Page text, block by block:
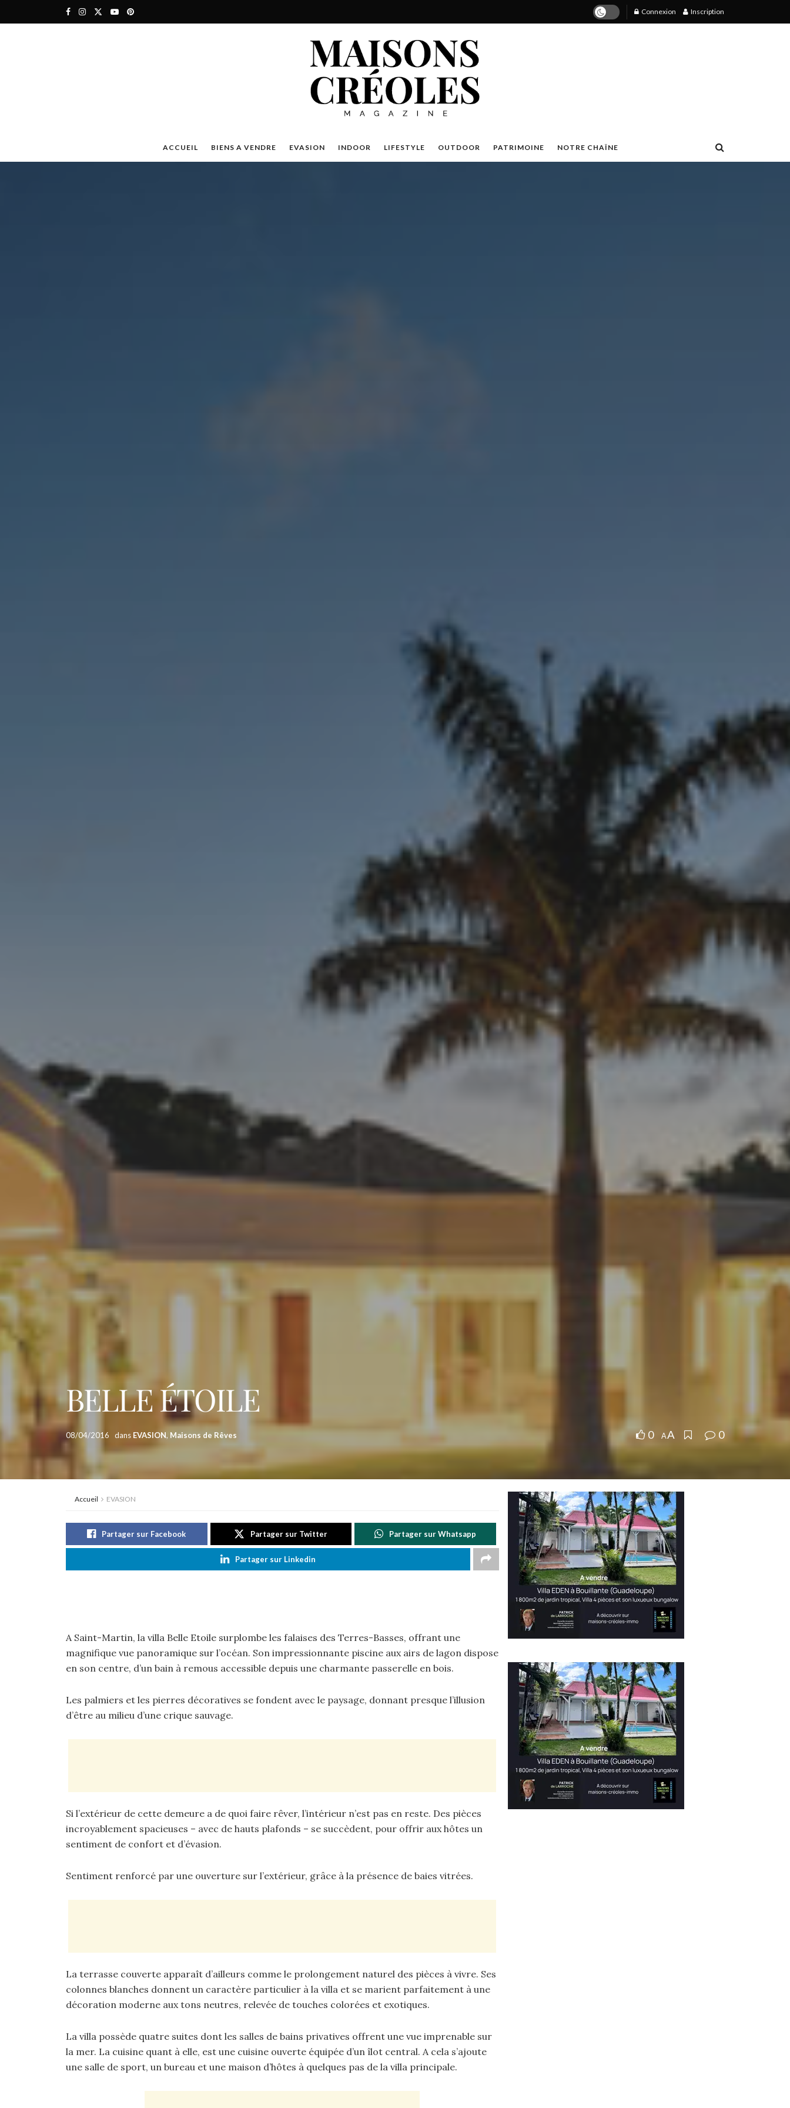
Connexion Inscription
ACCUEIL BIENS A VENDRE EVASION INDOOR LIFESTYLE OUTDOOR PATRIMOINE NOTRE CHAÎNE
BELLE ÉTOILE
08/04/2016 dans EVASION, Maisons de Rêves 0 AA 0
Accueil EVASION
Partager sur Facebook Partager sur Twitter Partager sur Whatsapp
Partager sur Linkedin
A Saint-Martin, la villa Belle Etoile surplombe les falaises des Terres-Basses, offrant une
magnifique vue panoramique sur l’océan. Son impressionnante piscine aux airs de lagon dispose
en son centre, d’un bain à remous accessible depuis une charmante passerelle en bois.
Les palmiers et les pierres décoratives se fondent avec le paysage, donnant presque l’illusion
d’être au milieu d’une crique sauvage.
Si l’extérieur de cette demeure a de quoi faire rêver, l’intérieur n’est pas en reste. Des pièces
incroyablement spacieuses – avec de hauts plafonds – se succèdent, pour offrir aux hôtes un
sentiment de confort et d’évasion.
Sentiment renforcé par une ouverture sur l’extérieur, grâce à la présence de baies vitrées.
La terrasse couverte apparaît d’ailleurs comme le prolongement naturel des pièces à vivre. Ses
colonnes blanches donnent un caractère particulier à la villa et se marient parfaitement à une
décoration moderne aux tons neutres, relevée de touches colorées et exotiques.
La villa possède quatre suites dont les salles de bains privatives offrent une vue imprenable sur
la mer. La cuisine quant à elle, est une cuisine ouverte équipée d’un îlot central. A cela s’ajoute
une salle de sport, un bureau et une maison d’hôtes à quelques pas de la villa principale.